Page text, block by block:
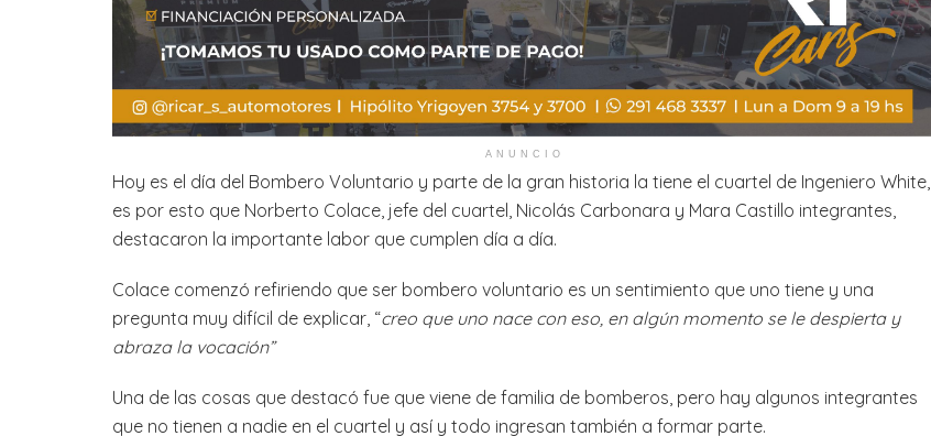
ANUNCIO
Hoy es el día del Bombero Voluntario y parte de la gran historia la tiene el cuartel de Ingeniero White,
es por esto que Norberto Colace, jefe del cuartel, Nicolás Carbonara y Mara Castillo integrantes,
destacaron la importante labor que cumplen día a día.
Colace comenzó refiriendo que ser bombero voluntario es un sentimiento que uno tiene y una
pregunta muy difícil de explicar, “creo que uno nace con eso, en algún momento se le despierta y
abraza la vocación”
Una de las cosas que destacó fue que viene de familia de bomberos, pero hay algunos integrantes
que no tienen a nadie en el cuartel y así y todo ingresan también a formar parte.